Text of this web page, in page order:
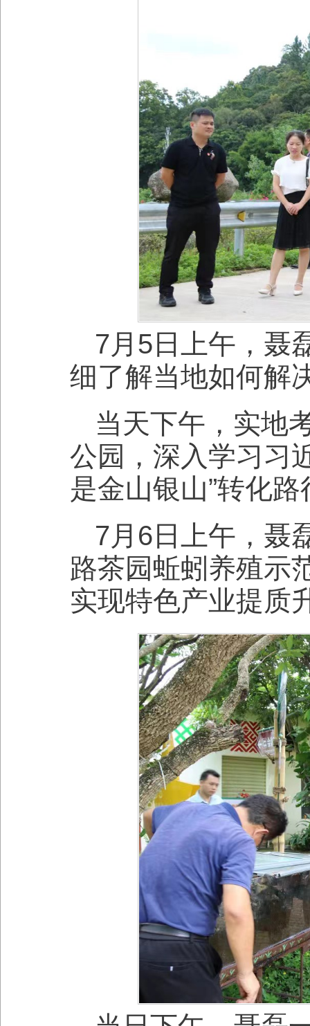
7月5日上午，聂
细了解当地如何解
当天下午，实地
公园，深入学习习
是金山银山”转化路
7月6日上午，聂
路茶园蚯蚓养殖示
实现特色产业提质